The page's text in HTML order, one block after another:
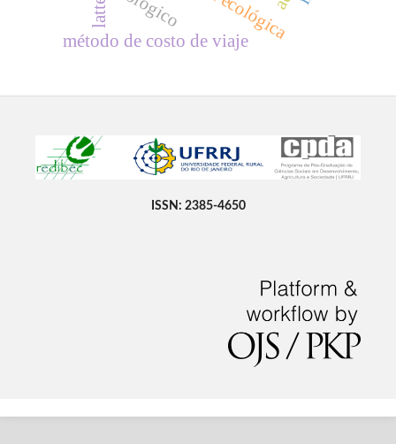
método de costo de viaje
lattes
ISSN: 2385-4650